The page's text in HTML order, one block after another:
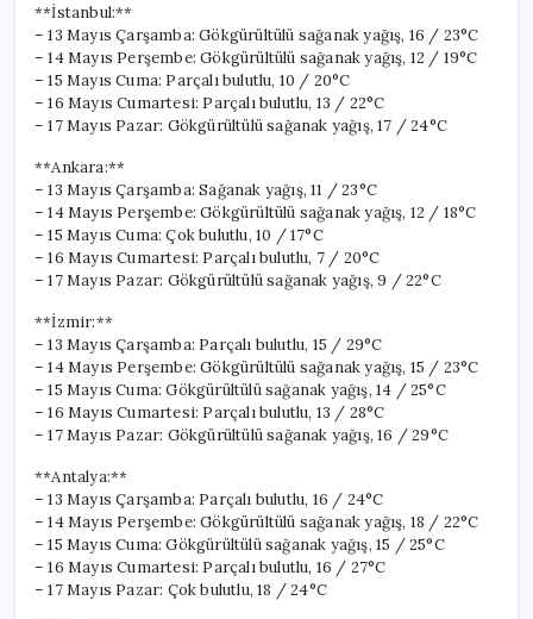
**İstanbul:**
– 13 Mayıs Çarşamba: Gökgürültülü sağanak yağış, 16 / 23°C
– 14 Mayıs Perşembe: Gökgürültülü sağanak yağış, 12 / 19°C
– 15 Mayıs Cuma: Parçalı bulutlu, 10 / 20°C
– 16 Mayıs Cumartesi: Parçalı bulutlu, 13 / 22°C
– 17 Mayıs Pazar: Gökgürültülü sağanak yağış, 17 / 24°C
**Ankara:**
– 13 Mayıs Çarşamba: Sağanak yağış, 11 / 23°C
– 14 Mayıs Perşembe: Gökgürültülü sağanak yağış, 12 / 18°C
– 15 Mayıs Cuma: Çok bulutlu, 10 / 17°C
– 16 Mayıs Cumartesi: Parçalı bulutlu, 7 / 20°C
– 17 Mayıs Pazar: Gökgürültülü sağanak yağış, 9 / 22°C
**İzmir:**
– 13 Mayıs Çarşamba: Parçalı bulutlu, 15 / 29°C
– 14 Mayıs Perşembe: Gökgürültülü sağanak yağış, 15 / 23°C
– 15 Mayıs Cuma: Gökgürültülü sağanak yağış, 14 / 25°C
– 16 Mayıs Cumartesi: Parçalı bulutlu, 13 / 28°C
– 17 Mayıs Pazar: Gökgürültülü sağanak yağış, 16 / 29°C
**Antalya:**
– 13 Mayıs Çarşamba: Parçalı bulutlu, 16 / 24°C
– 14 Mayıs Perşembe: Gökgürültülü sağanak yağış, 18 / 22°C
– 15 Mayıs Cuma: Gökgürültülü sağanak yağış, 15 / 25°C
– 16 Mayıs Cumartesi: Parçalı bulutlu, 16 / 27°C
– 17 Mayıs Pazar: Çok bulutlu, 18 / 24°C